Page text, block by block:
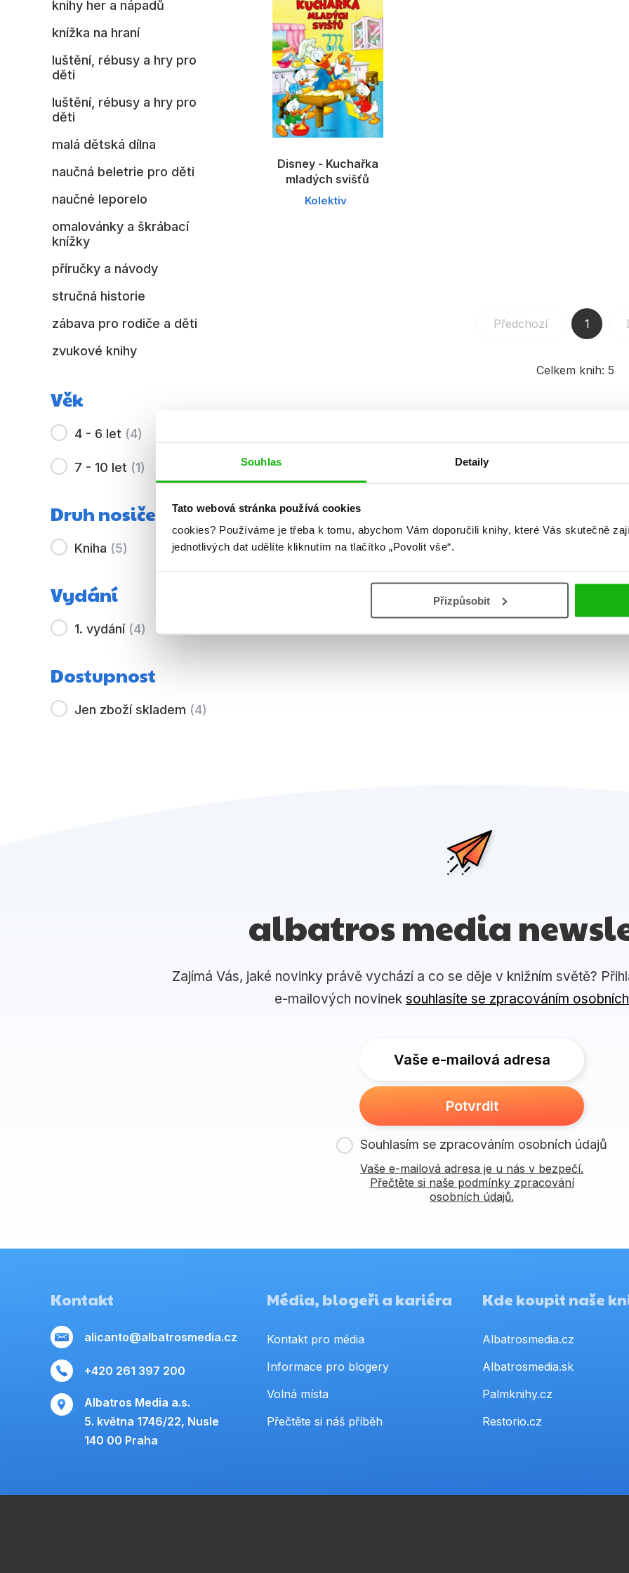
Souhlas Detaily
Tato webová stránka používá cookies
cookies? Používáme je třeba k tomu, abychom Vám doporučili knihy, které Vás skutečně
jednotlivých dat udělíte kliknutím na tlačítko „Povolit vše“.
Přizpůsobit
knihy her a nápadů
knížka na hraní
luštění, rébusy a hry pro
děti
luštění, rébusy a hry pro
děti
malá dětská dílna
naučná beletrie pro děti
naučné leporelo
omalovánky a škrábací
knížky
příručky a návody
stručná historie
zábava pro rodiče a děti
zvukové knihy
Věk
4 - 6 let (4)
7 - 10 let (1)
Druh nosiče
Kniha (5)
Vydání
1. vydání (4)
Dostupnost
Jen zboží skladem (4)
Disney - Kuchařka
mladých svišťů
Kolektiv
Celkem knih: 5
Předchozí 1
albatros media
Zajímá Vás, jaké novinky právě vychází a co se děje v knižním světě?
e-mailových novinek souhlasíte se zpracováním
Vaše e-mailová adresa
Potvrdit
Souhlasím se zpracováním osobních údajů
Vaše e-mailová adresa je u nás v bezpečí.
Přečtěte si naše podmínky zpracování
osobních údajů.
Kontakt
alicanto@albatrosmedia.cz
+420 261 397 200
Albatros Media a.s.
5. května 1746/22, Nusle
140 00 Praha
Média, blogeři a kariéra
Kontakt pro média
Informace pro blogery
Volná místa
Přečtěte si náš příběh
Kde koupit naše
Albatrosmedia.cz
Albatrosmedia.sk
Palmknihy.cz
Restorio.cz